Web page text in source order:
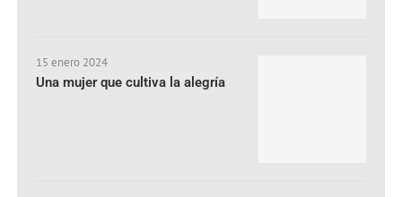
15 enero 2024
Una mujer que cultiva la alegría